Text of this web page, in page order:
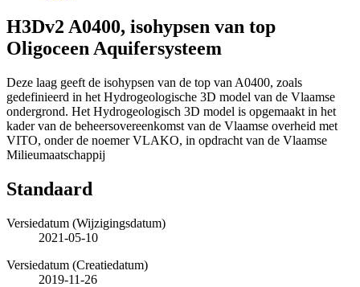
H3Dv2 A0400, isohypsen van top
Oligoceen Aquifersysteem
Deze laag geeft de isohypsen van de top van A0400, zoals
gedefinieerd in het Hydrogeologische 3D model van de Vlaamse
ondergrond. Het Hydrogeologisch 3D model is opgemaakt in het
kader van de beheersovereenkomst van de Vlaamse overheid met
VITO, onder de noemer VLAKO, in opdracht van de Vlaamse
Milieumaatschappij
Standaard
Versiedatum (Wijzigingsdatum)
2021-05-10
Versiedatum (Creatiedatum)
2019-11-26